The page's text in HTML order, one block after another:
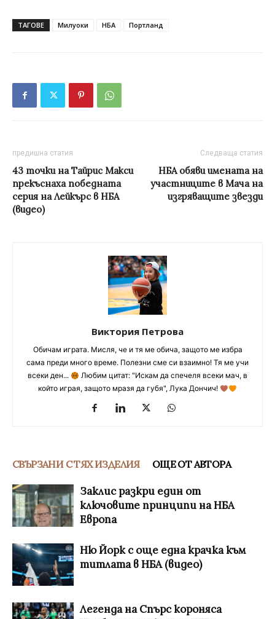
ТАГОВЕ Милуоки НБА Портланд
предишна статия
43 точки на Тайрис Макси
прекъснаха победната
серия на Лейкърс в НБА
(видео)
Следваща статия
НБА обяви имената на
участниците в Мача на
изгряващите звезди
Виктория Петрова
Обичам играта. Мисля, че и тя ме обича, защото ме избра
сама преди много време. Полезни сме си взаимно! Тя ме учи
всеки ден...
Любим цитат: "Искам да спечеля всеки мач, в
който играя, защото мразя да губя", Лука Дончич!
СВЪРЗАНИ С ТЯХ ИЗДЕЛИЯ ОЩЕ ОТ АВТОРА
Заклис разкри един от
ключовите принципи на НБА
Европа
Ню Йорк с още една крачка към
титлата в НБА (видео)
Легенда на Спърс короняса